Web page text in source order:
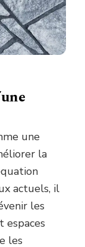
une
la
actuels, il
les
espaces
les